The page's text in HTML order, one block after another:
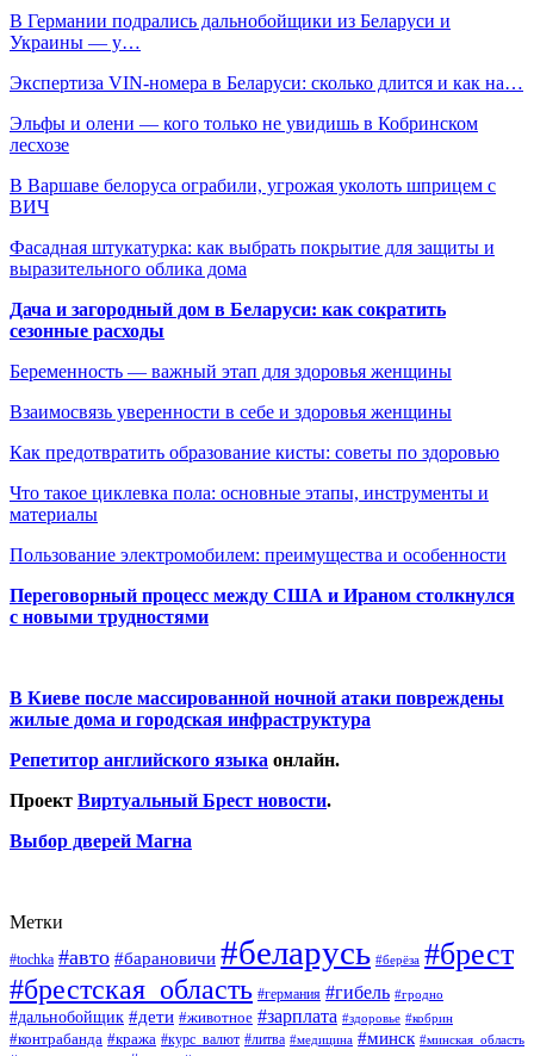
В Германии подрались дальнобойщики из Беларуси и
Украины — у…
Экспертиза VIN-номера в Беларуси: сколько длится и как на…
Эльфы и олени — кого только не увидишь в Кобринском
лесхозе
В Варшаве белоруса ограбили, угрожая уколоть шприцем с
ВИЧ
Фасадная штукатурка: как выбрать покрытие для защиты и
выразительного облика дома
Дача и загородный дом в Беларуси: как сократить
сезонные расходы
Беременность — важный этап для здоровья женщины
Взаимосвязь уверенности в себе и здоровья женщины
Как предотвратить образование кисты: советы по здоровью
Что такое циклевка пола: основные этапы, инструменты и
материалы
Пользование электромобилем: преимущества и особенности
Переговорный процесс между США и Ираном столкнулся
с новыми трудностями
В Киеве после массированной ночной атаки повреждены
жилые дома и городская инфраструктура
Репетитор английского языка онлайн.
Проект Виртуальный Брест новости.
Выбор дверей Магна
Метки
#tochka #авто #барановичи #беларусь #берёза #брест
#брестская_область #германия #гибель #гродно
#дальнобойщик #дети #животное #зарплата #здоровье #кобрин
#контрабанда #кража #курс_валют #литва #медицина #минск #минская_область